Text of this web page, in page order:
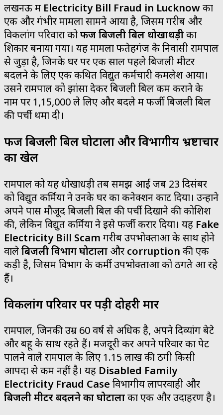
लखनऊ में Electricity Bill Fraud in Lucknowका
एक और गंभीर मामला सामने आया है, जिसमें गरीब और
विकलांग परिवारों कोफर्जी बिजली बिल धोखाधड़ीका
शिकार बनाया गया। यह मामला फतेहगंज के निवासी रामपाल
से जुड़ा है, जिनके घर पर एक साल पहले बिजली मीटर
बदलने के लिए एक कथित विद्युत कर्मचारी कमलेश आया।
उसने रामपाल को झांसा देकर बिजली बिल कम कराने के
नाम पर ₹1,15,000 ले लिए और बदले में फर्जी बिजली बिल
की पर्ची थमा दी।
फर्जी बिजली बिल घोटाला और विभागीय भ्रष्टाचार
का खेल
रामपाल को यह धोखाधड़ी तब समझ आई जब 23 दिसंबर
को विद्युत कर्मियों ने उनके घर का कनेक्शन काट दिया। उन्होंने
अपने पास मौजूद बिजली बिल की पर्ची दिखाने की कोशिश
की, लेकिन विद्युत कर्मियों ने इसे फर्जी करार दिया। यह Fake
Electricity Bill Scam गरीब उपभोक्ताओं के साथ होने
वालेबिजली विभाग घोटाला और corruption की एक
कड़ी है, जिसमें विभाग के कर्मी उपभोक्ताओं को ठगते आ रहे
हैं।
विकलांग परिवार पर पड़ी दोहरी मार
रामपाल, जिनकी उम्र 60 वर्ष से अधिक है, अपने दिव्यांग बेटे
और बहू के साथ रहते हैं। मजदूरी कर अपने परिवार का पेट
पालने वाले रामपाल के लिए ₹1.15 लाख की ठगी किसी
आपदा से कम नहीं है। यह Disabled Family
Electricity Fraud Case विभागीय लापरवाही और
बिजली मीटर बदलने का घोटालाका एक और उदाहरण है।